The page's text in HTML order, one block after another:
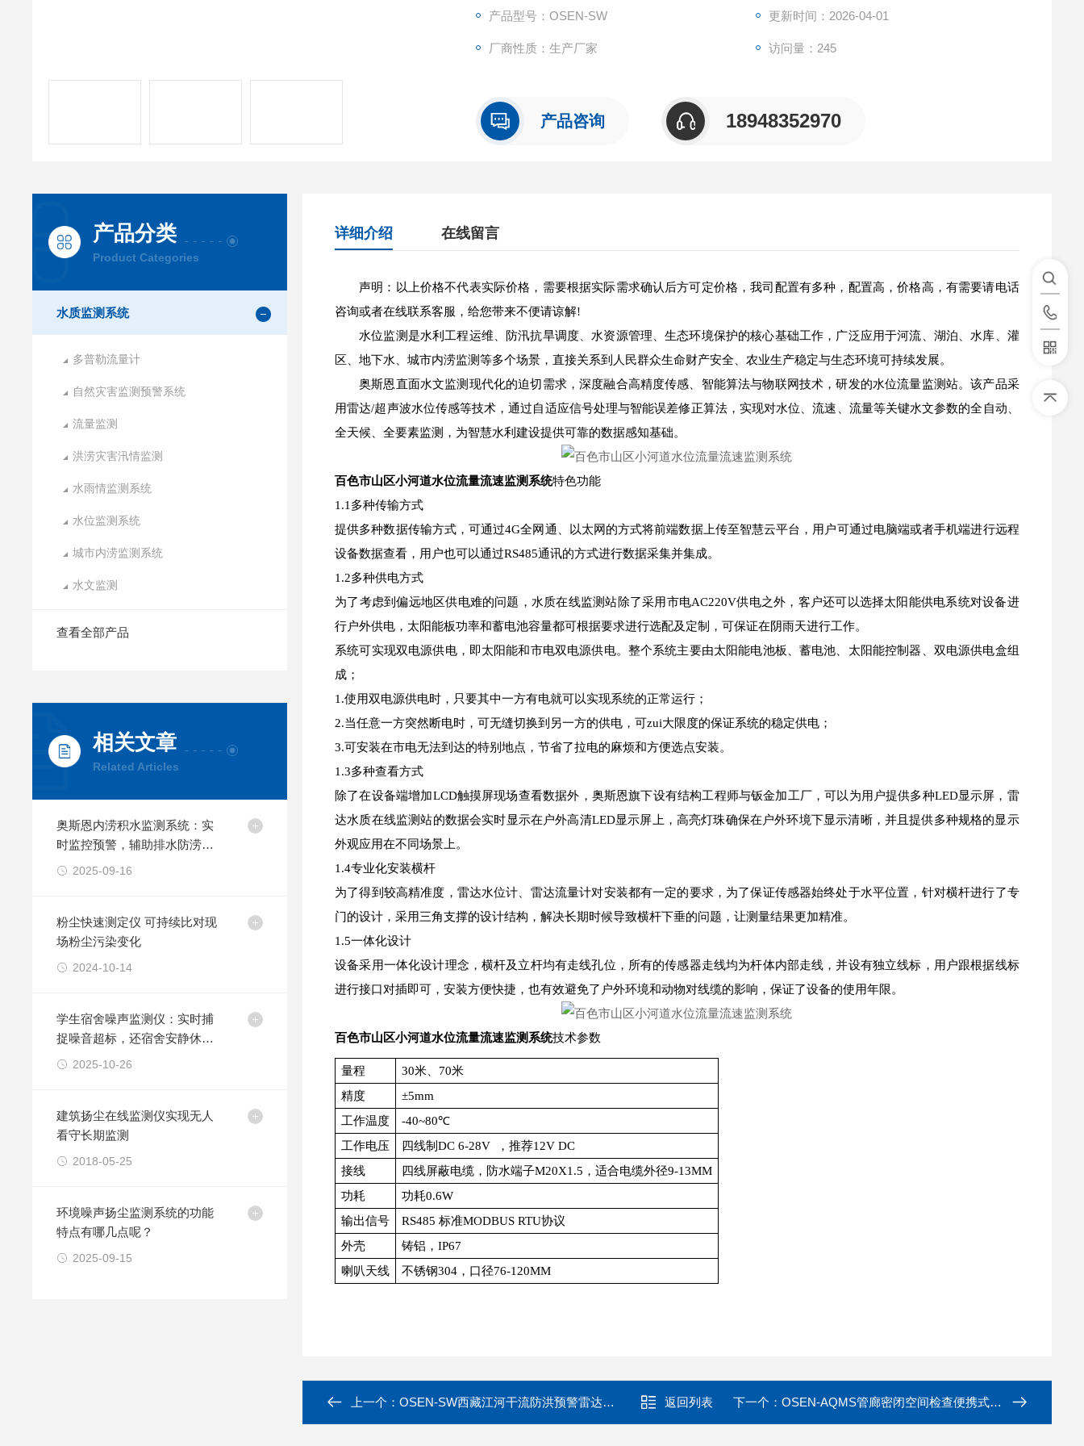
产品型号：OSEN-SW 更新时间：2026-04-01
厂商性质：生产厂家 访问量：245
产品咨询 18948352970
产品分类
Product Categories
水质监测系统
多普勒流量计
自然灾害监测预警系统
流量监测
洪涝灾害汛情监测
水雨情监测系统
水位监测系统
城市内涝监测系统
水文监测
查看全部产品
相关文章
Related Articles
奥斯恩内涝积水监测系统：实
时监控预警，辅助排水防涝调
整政策
2025-09-16
粉尘快速测定仪 可持续比对现
场粉尘污染变化
2024-10-14
学生宿舍噪声监测仪：实时捕
捉噪音超标，还宿舍安静休息
环境2025-10-26
建筑扬尘在线监测仪实现无人
看守长期监测
2018-05-25
环境噪声扬尘监测系统的功能
特点有哪几点呢？
2025-09-15
详细介绍 在线留言
声明：以上价格不代表实际价格，需要根据实际需求确认后方可定价格，我司配置有多种，配置高，价格高，有需要请电话
咨询或者在线联系客服，给您带来不便请谅解!
水位监测是水利工程运维、防汛抗旱调度、水资源管理、生态环境保护的核心基础工作，广泛应用于河流、湖泊、水库、灌
区、地下水、城市内涝监测等多个场景，直接关系到人民群众生命财产安全、农业生产稳定与生态环境可持续发展。
奥斯恩直面水文监测现代化的迫切需求，深度融合高精度传感、智能算法与物联网技术，研发的水位流量监测站。该产品采
用雷达/超声波水位传感等技术，通过自适应信号处理与智能误差修正算法，实现对水位、流速、流量等关键水文参数的全自动、
全天候、全要素监测，为智慧水利建设提供可靠的数据感知基础。
百色市山区小河道水位流量流速监测系统特色功能
1.1多种传输方式
提供多种数据传输方式，可通过4G全网通、以太网的方式将前端数据上传至智慧云平台，用户可通过电脑端或者手机端进行远程
设备数据查看，用户也可以通过RS485通讯的方式进行数据采集并集成。
1.2多种供电方式
为了考虑到偏远地区供电难的问题，水质在线监测站除了采用市电AC220V供电之外，客户还可以选择太阳能供电系统对设备进
行户外供电，太阳能板功率和蓄电池容量都可根据要求进行选配及定制，可保证在阴雨天进行工作。
系统可实现双电源供电，即太阳能和市电双电源供电。整个系统主要由太阳能电池板、蓄电池、太阳能控制器、双电源供电盒组
成；
1.使用双电源供电时，只要其中一方有电就可以实现系统的正常运行；
2.当任意一方突然断电时，可无缝切换到另一方的供电，可zui大限度的保证系统的稳定供电；
3.可安装在市电无法到达的特别地点，节省了拉电的麻烦和方便选点安装。
1.3多种查看方式
除了在设备端增加LCD触摸屏现场查看数据外，奥斯恩旗下设有结构工程师与钣金加工厂，可以为用户提供多种LED显示屏，雷
达水质在线监测站的数据会实时显示在户外高清LED显示屏上，高亮灯珠确保在户外环境下显示清晰，并且提供多种规格的显示
外观应用在不同场景上。
1.4专业化安装横杆
为了得到较高精准度，雷达水位计、雷达流量计对安装都有一定的要求，为了保证传感器始终处于水平位置，针对横杆进行了专
门的设计，采用三角支撑的设计结构，解决长期时候导致横杆下垂的问题，让测量结果更加精准。
1.5一体化设计
设备采用一体化设计理念，横杆及立杆均有走线孔位，所有的传感器走线均为杆体内部走线，并设有独立线标，用户跟根据线标
进行接口对插即可，安装方便快捷，也有效避免了户外环境和动物对线缆的影响，保证了设备的使用年限。
百色市山区小河道水位流量流速监测系统技术参数
量程
30米、70米
精度
±5mm
工作温度
-40~80℃
工作电压
四线制DC 6-28V ，推荐12V DC
接线
四线屏蔽电缆，防水端子M20X1.5，适合电缆外径9-13MM
功耗
功耗0.6W
输出信号
RS485 标准MODBUS RTU协议
外壳
铸铝，IP67
喇叭天线
不锈钢304，口径76-120MM
上一个：OSEN-SW西藏江河干流防洪预警雷达式水位流量监测站 返回列表 下一个： OSEN-AQMS管廊密闭空间检查便携式有害气体监测仪